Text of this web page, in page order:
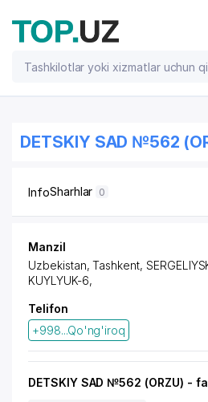
DETSKIY SAD №562
InfoSharhlar 0
Manzil
Uzbekistan, Tashkent,
KUYLYUK-6,
Telifon
+998...Qo'ng'iroq
DETSKIY SAD №562 (ORZU) -